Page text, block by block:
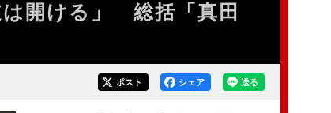
開ける」 総括「真田
送る
シェア
ポスト